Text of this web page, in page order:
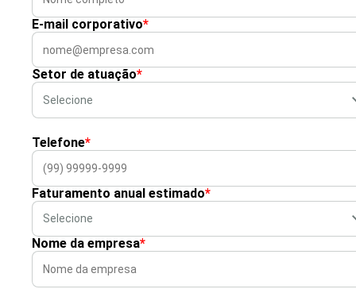
E-mail corporativo*
Setor de atuação*
Telefone*
Faturamento anual estimado*
Nome da empresa*